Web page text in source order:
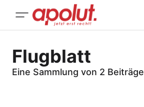
Flugblatt
Eine Sammlung von 2 Beiträge